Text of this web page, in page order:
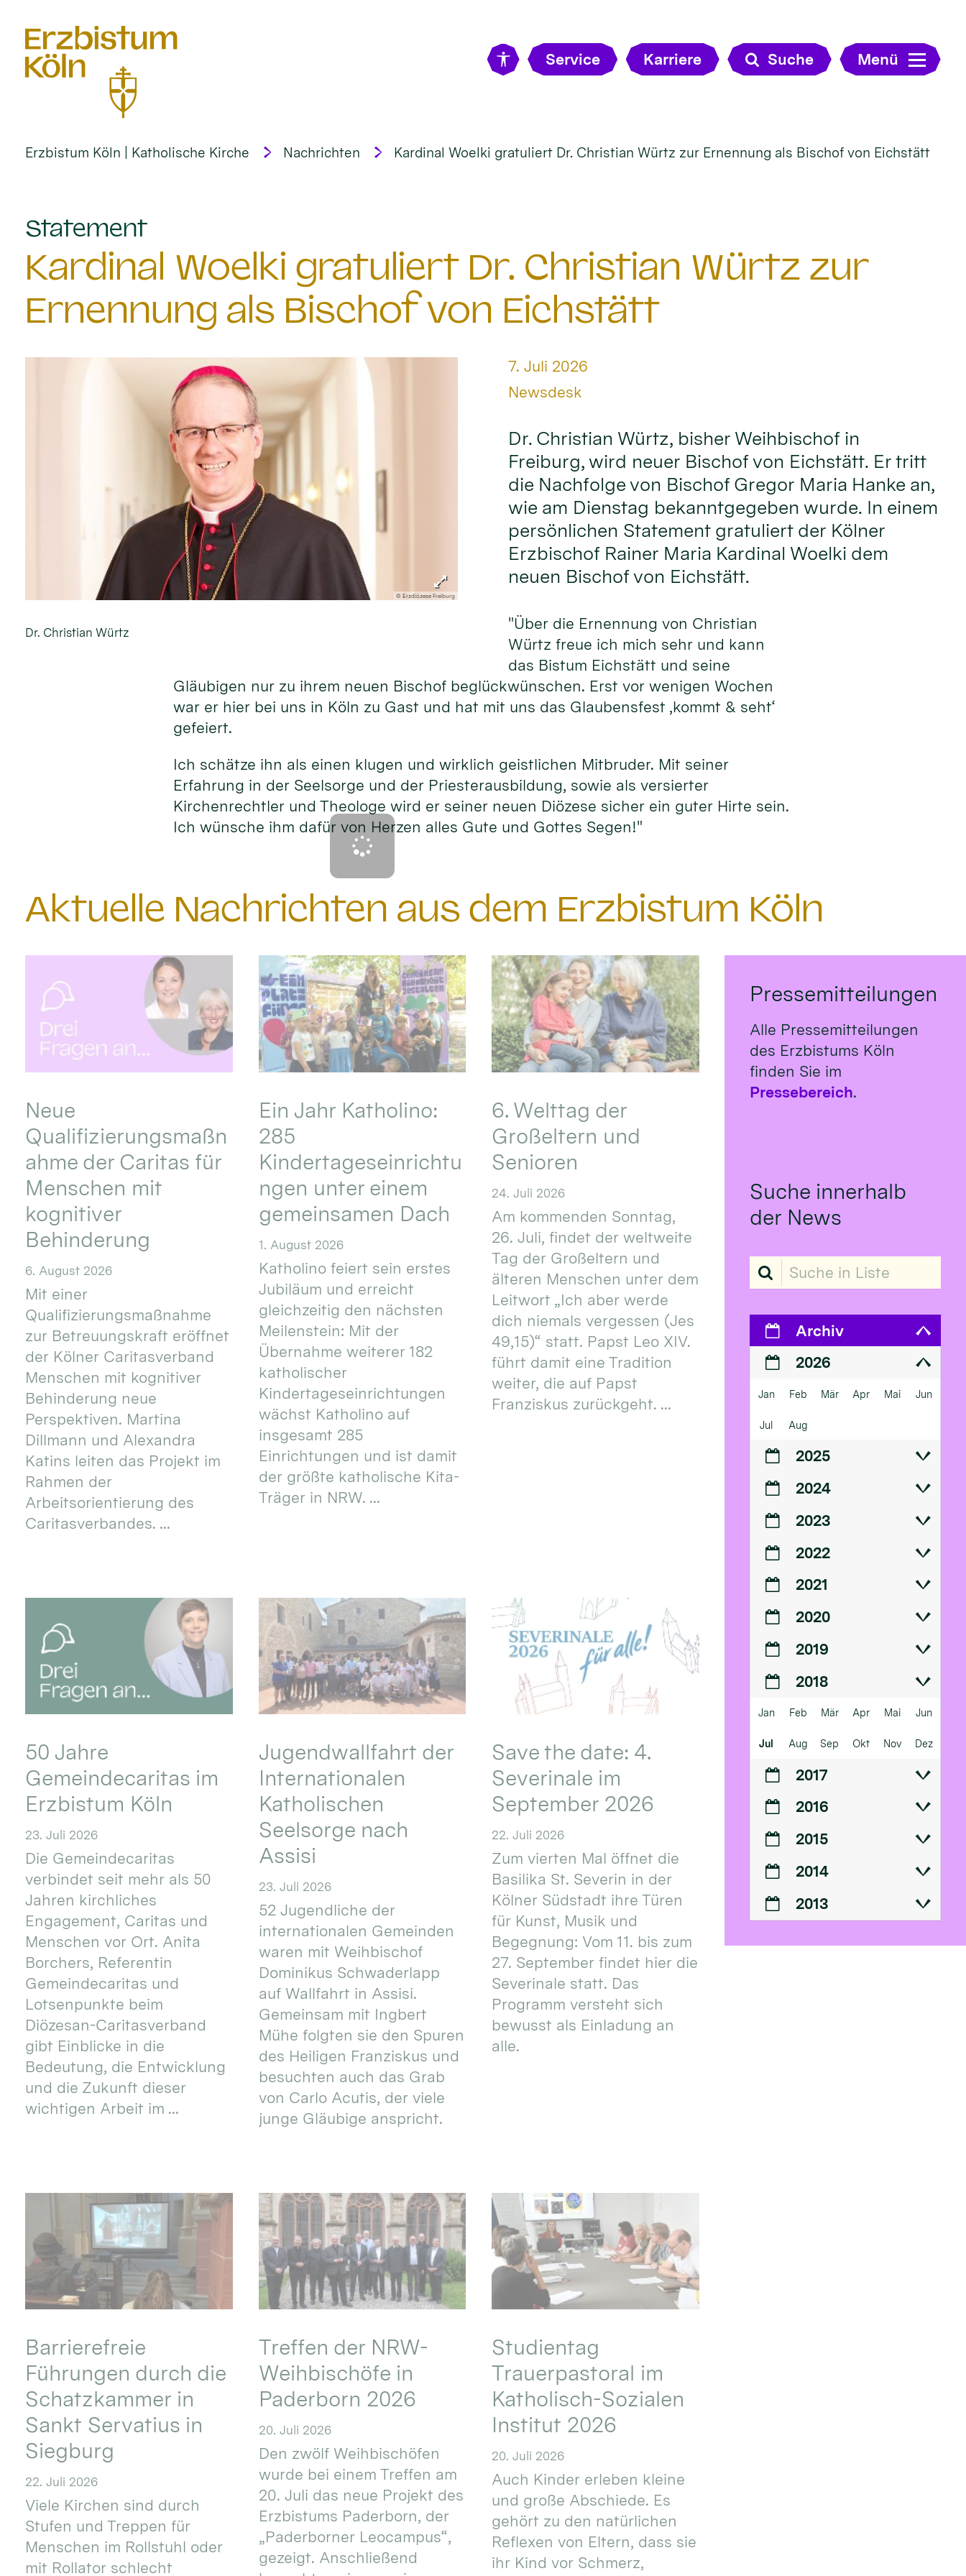
Service Karriere Suche Menü
Erzbistum Köln | Katholische Kirche Nachrichten Kardinal Woelki gratuliert Dr. Christian Würtz zur Ernennung als Bischof von Eichstätt
Statement:
Kardinal Woelki gratuliert Dr. Christian Würtz zur
Ernennung als Bischof von Eichstätt
© Erzdiözese Freiburg
Dr. Christian Würtz
Datum:
7. Juli 2026
Von:
Newsdesk
Dr. Christian Würtz, bisher Weihbischof in
Freiburg, wird neuer Bischof von Eichstätt. Er tritt
die Nachfolge von Bischof Gregor Maria Hanke an,
wie am Dienstag bekanntgegeben wurde. In einem
persönlichen Statement gratuliert der Kölner
Erzbischof Rainer Maria Kardinal Woelki dem
neuen Bischof von Eichstätt.
"Über die Ernennung von Christian
Würtz freue ich mich sehr und kann
das Bistum Eichstätt und seine
Gläubigen nur zu ihrem neuen Bischof beglückwünschen. Erst vor wenigen Wochen
war er hier bei uns in Köln zu Gast und hat mit uns das Glaubensfest ‚kommt & seht‘
gefeiert.
Ich schätze ihn als einen klugen und wirklich geistlichen Mitbruder. Mit seiner
Erfahrung in der Seelsorge und der Priesterausbildung, sowie als versierter
Kirchenrechtler und Theologe wird er seiner neuen Diözese sicher ein guter Hirte sein.
Ich wünsche ihm dafür von Herzen alles Gute und Gottes Segen!"
Aktuelle Nachrichten aus dem Erzbistum Köln
Neue
Qualifizierungsmaßn
ahme der Caritas für
Menschen mit
kognitiver
Behinderung
6. August 2026
Mit einer
Qualifizierungsmaßnahme
zur Betreuungskraft eröffnet
der Kölner Caritasverband
Menschen mit kognitiver
Behinderung neue
Perspektiven. Martina
Dillmann und Alexandra
Katins leiten das Projekt im
Rahmen der
Arbeitsorientierung des
Caritasverbandes. ...
Ein Jahr Katholino:
285
Kindertageseinrichtu
ngen unter einem
gemeinsamen Dach
1. August 2026
Katholino feiert sein erstes
Jubiläum und erreicht
gleichzeitig den nächsten
Meilenstein: Mit der
Übernahme weiterer 182
katholischer
Kindertageseinrichtungen
wächst Katholino auf
insgesamt 285
Einrichtungen und ist damit
der größte katholische Kita-
Träger in NRW. ...
6. Welttag der
Großeltern und
Senioren
24. Juli 2026
Am kommenden Sonntag,
26. Juli, findet der weltweite
Tag der Großeltern und
älteren Menschen unter dem
Leitwort „Ich aber werde
dich niemals vergessen (Jes
49,15)“ statt. Papst Leo XIV.
führt damit eine Tradition
weiter, die auf Papst
Franziskus zurückgeht. ...
50 Jahre
Gemeindecaritas im
Erzbistum Köln
23. Juli 2026
Die Gemeindecaritas
verbindet seit mehr als 50
Jahren kirchliches
Engagement, Caritas und
Menschen vor Ort. Anita
Borchers, Referentin
Gemeindecaritas und
Lotsenpunkte beim
Diözesan-Caritasverband
gibt Einblicke in die
Bedeutung, die Entwicklung
und die Zukunft dieser
wichtigen Arbeit im ...
Jugendwallfahrt der
Internationalen
Katholischen
Seelsorge nach
Assisi
23. Juli 2026
52 Jugendliche der
internationalen Gemeinden
waren mit Weihbischof
Dominikus Schwaderlapp
auf Wallfahrt in Assisi.
Gemeinsam mit Ingbert
Mühe folgten sie den Spuren
des Heiligen Franziskus und
besuchten auch das Grab
von Carlo Acutis, der viele
junge Gläubige anspricht.
Save the date: 4.
Severinale im
September 2026
22. Juli 2026
Zum vierten Mal öffnet die
Basilika St. Severin in der
Kölner Südstadt ihre Türen
für Kunst, Musik und
Begegnung: Vom 11. bis zum
27. September findet hier die
Severinale statt. Das
Programm versteht sich
bewusst als Einladung an
alle.
Barrierefreie
Führungen durch die
Schatzkammer in
Sankt Servatius in
Siegburg
22. Juli 2026
Viele Kirchen sind durch
Stufen und Treppen für
Menschen im Rollstuhl oder
mit Rollator schlecht
Treffen der NRW-
Weihbischöfe in
Paderborn 2026
20. Juli 2026
Den zwölf Weihbischöfen
wurde bei einem Treffen am
20. Juli das neue Projekt des
Erzbistums Paderborn, der
„Paderborner Leocampus“,
gezeigt. Anschließend
Studientag
Trauerpastoral im
Katholisch-Sozialen
Institut 2026
20. Juli 2026
Auch Kinder erleben kleine
und große Abschiede. Es
gehört zu den natürlichen
Reflexen von Eltern, dass sie
ihr Kind vor Schmerz,
Pressemitteilungen
Alle Pressemitteilungen
des Erzbistums Köln
finden Sie im
Pressebereich.
Suche innerhalb
der News
Suche in Liste
Archiv
2026
Jan Feb Mär Apr Mai Jun
Jul Aug
2025
2024
2023
2022
2021
2020
2019
2018
Jan Feb Mär Apr Mai Jun
Jul Aug Sep Okt Nov Dez
2017
2016
2015
2014
2013